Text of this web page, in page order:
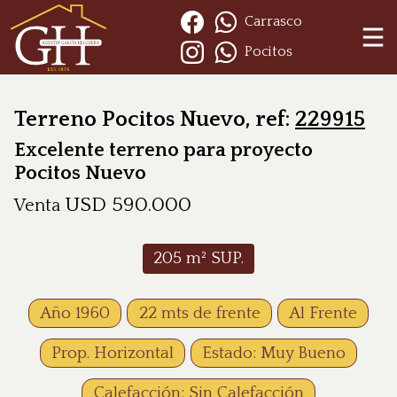
Carrasco
Pocitos
Terreno Pocitos Nuevo, ref: 229915
Excelente terreno para proyecto
Pocitos Nuevo
Venta USD 590.000
205 m² SUP.
Año 1960 22 mts de frente Al Frente
Prop. Horizontal Estado: Muy Bueno
Calefacción: Sin Calefacción